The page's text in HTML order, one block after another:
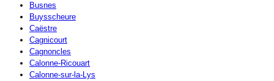
Busnes
Buysscheure
Caëstre
Cagnicourt
Cagnoncles
Calonne-Ricouart
Calonne-sur-la-Lys